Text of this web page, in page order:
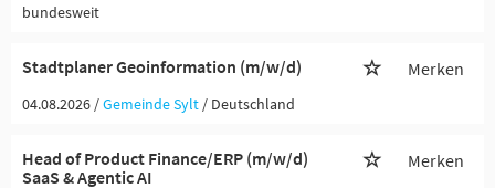
bundesweit
Stadtplaner Geoinformation (m/w/d) Merken
04.08.2026 /Gemeinde Sylt / Deutschland
Head of Product Finance/ERP (m/w/d)
SaaS & Agentic AI
Merken